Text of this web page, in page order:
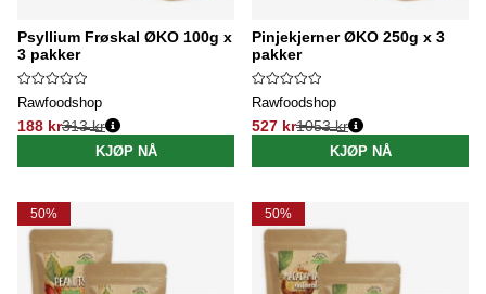
Psyllium Frøskal ØKO 100g x
3 pakker
Rawfoodshop
188 kr
Vanlig pris:
313 kr
KJØP NÅ
Pinjekjerner ØKO 250g x 3
pakker
Rawfoodshop
527 kr
Vanlig pris:
1053 kr
KJØP NÅ
50% 50%